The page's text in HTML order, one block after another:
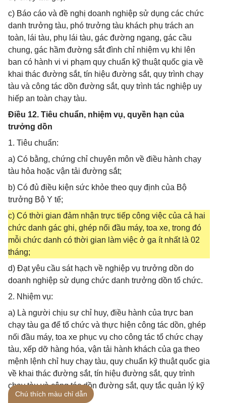
c) Báo cáo và đề nghị doanh nghiệp sử dụng các chức
danh trưởng tàu, phó trưởng tàu khách phụ trách an
toàn, lái tàu, phụ lái tàu, gác đường ngang, gác cầu
chung, gác hầm đường sắt đình chỉ nhiệm vụ khi lên
ban có hành vi vi phạm quy chuẩn kỹ thuật quốc gia về
khai thác đường sắt, tín hiệu đường sắt, quy trình chạy
tàu và công tác dồn đường sắt, quy trình tác nghiệp uy
hiếp an toàn chạy tàu.
Điều 12. Tiêu chuẩn, nhiệm vụ, quyền hạn của
trưởng dồn
1. Tiêu chuẩn:
a) Có bằng, chứng chỉ chuyên môn về điều hành chạy
tàu hỏa hoặc vận tải đường sắt;
b) Có đủ điều kiện sức khỏe theo quy định của Bộ
trưởng Bộ Y tế;
c) Có thời gian đảm nhận trực tiếp công việc của cả hai
chức danh gác ghi, ghép nối đầu máy, toa xe, trong đó
mỗi chức danh có thời gian làm việc ở ga ít nhất là 02
tháng;
d) Đạt yêu cầu sát hạch về nghiệp vụ trưởng dồn do
doanh nghiệp sử dụng chức danh trưởng dồn tổ chức.
2. Nhiệm vụ:
a) Là người chịu sự chỉ huy, điều hành của trực ban
chạy tàu ga để tổ chức và thực hiện công tác dồn, ghép
nối đầu máy, toa xe phục vụ cho công tác tổ chức chạy
tàu, xếp dỡ hàng hóa, vận tải hành khách của ga theo
mệnh lệnh chỉ huy chạy tàu, quy chuẩn kỹ thuật quốc gia
về khai thác đường sắt, tín hiệu đường sắt, quy trình
chạy tàu và công tác dồn đường sắt, quy tắc quản lý kỹ
thuật ga;
Chú thích màu chỉ dẫn